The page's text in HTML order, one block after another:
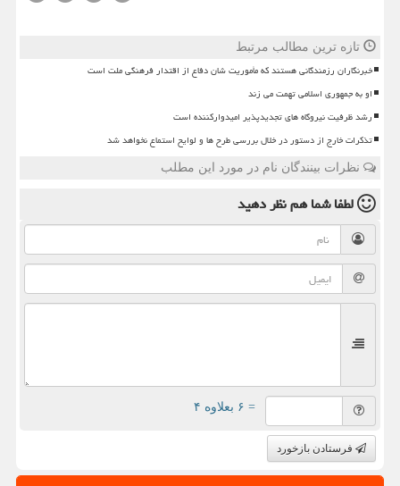
تازه ترین مطالب مرتبط
خبرنگاران رزمندگانی هستند که مأموریت شان دفاع از اقتدار فرهنگی ملت است
او به جمهوری اسلامی تهمت می زند
رشد ظرفیت نیروگاه های تجدیدپذیر امیدوارکننده است
تذکرات خارج از دستور در خلال بررسی طرح ها و لوایح استماع نخواهد شد
نظرات بینندگان نام در مورد این مطلب
لطفا شما همنظر دهید
= ۶ بعلاوه ۴
فرستادن بازخورد